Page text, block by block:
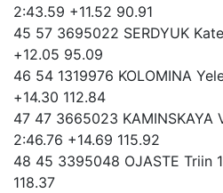
2:43.59 +11.52 90.91
45 57 3695022 SERDYUK
+12.05 95.09
46 54 1319976 KOLOMINA
+14.30 112.84
47 47 3665023 KAMINSKAYA
2:46.76 +14.69 115.92
48 45 3395048 OJASTE Triin
118.37